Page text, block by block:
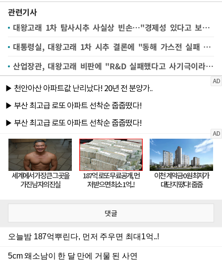
관련기사
대왕고래 1차 탐사시추 사실상 빈손…"경제성 있다고 보기 어려워"
대통령실, 대왕고래 1차 시추 결론에 "동해 가스전 실패 의미는 아냐"
산업장관, 대왕고래 비판에 "R&D 실패했다고 사기극이라 안 해"
댓글